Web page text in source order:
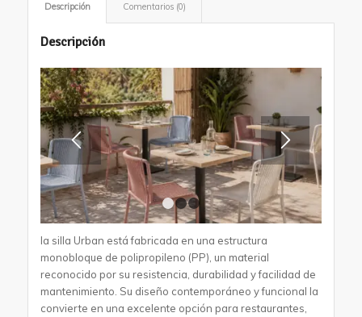
Descripción Comentarios (0)
Descripción
1 2 3
la silla Urban está fabricada en una estructura
monobloque de polipropileno (PP), un material
reconocido por su resistencia, durabilidad y facilidad de
mantenimiento. Su diseño contemporáneo y funcional la
convierte en una excelente opción para restaurantes,